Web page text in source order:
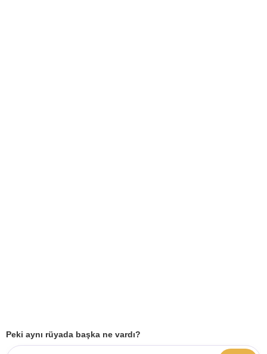
Peki aynı rüyada başka ne vardı?